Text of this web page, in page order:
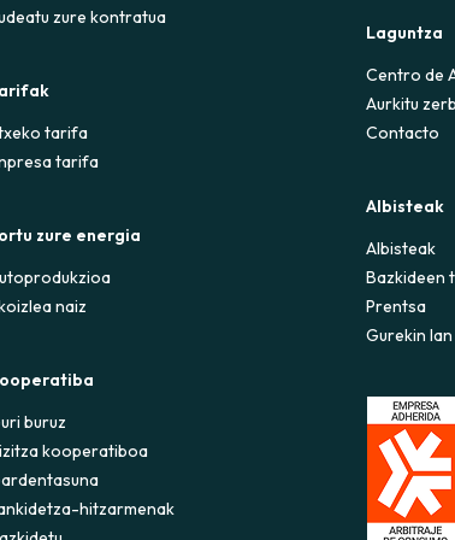
el consumo correspondiente a los días en que te
la contratación y, si procede, a la reposición de la
zure kontratua
tarifa
tarifa
zure energia
naiz
buruz
kooperatiboa
hitzarmenak
Laguntza
Centro de
Aurkitu
Contacto
Albisteak
Albisteak
Bazkideen
Prentsa
Gurekin